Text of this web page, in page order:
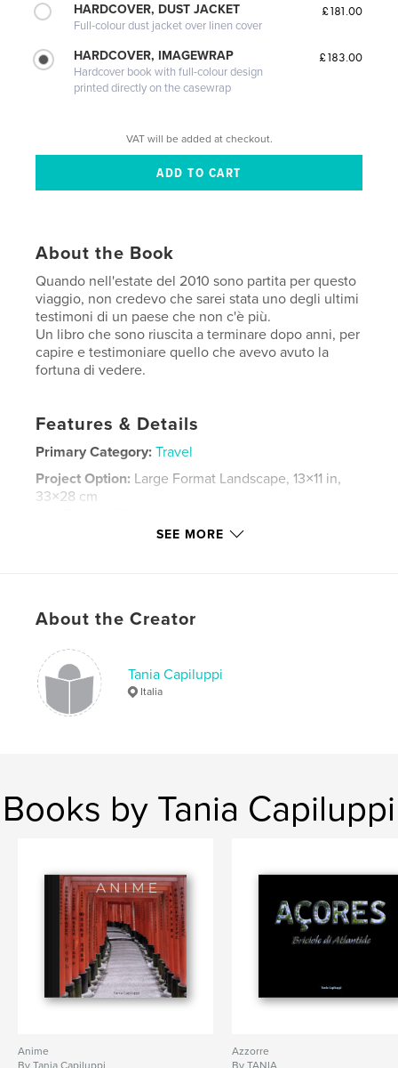
HARDCOVER, DUST JACKET
Full-colour dust jacket over linen cover
£181.00
HARDCOVER, IMAGEWRAP
Hardcover book with full-colour design
printed directly on the casewrap
£183.00
VAT will be added at checkout.
About the Book
Quando nell'estate del 2010 sono partita per questo
viaggio, non credevo che sarei stata uno degli ultimi
testimoni di un paese che non c'è più.
Un libro che sono riuscita a terminare dopo anni, per
capire e testimoniare quello che avevo avuto la
fortuna di vedere.
Features & Details
Primary Category: Travel
Project Option: Large Format Landscape, 13×11 in,
33×28 cm
Jul 23, 2022
Petra , Giordania ,
Jordan
SEE MORE
About the Creator
Tania Capiluppi
Italia
Books by Tania Capiluppi
Anime
By Tania Capiluppi
Azzorre
By TANIA